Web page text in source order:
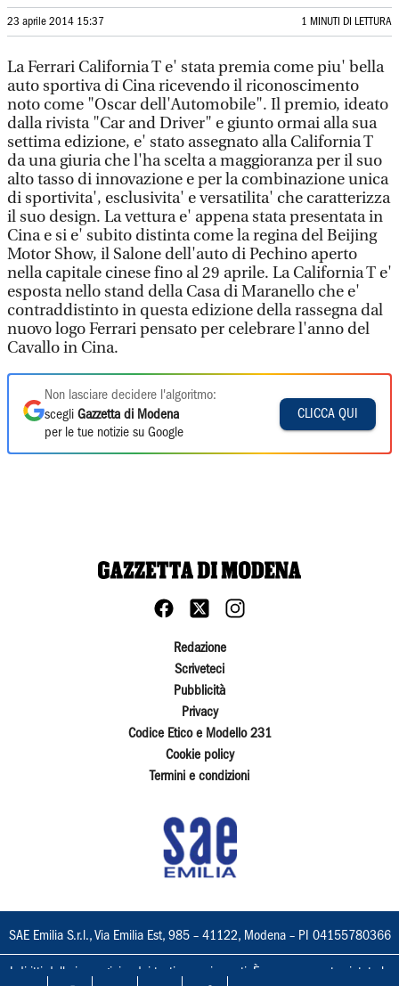
23 aprile 2014 15:37 1 MINUTI DI LETTURA
La Ferrari California T e' stata premia come piu' bella
auto sportiva di Cina ricevendo il riconoscimento
noto come "Oscar dell'Automobile". Il premio, ideato
dalla rivista "Car and Driver" e giunto ormai alla sua
settima edizione, e' stato assegnato alla California T
da una giuria che l'ha scelta a maggioranza per il suo
alto tasso di innovazione e per la combinazione unica
di sportivita', esclusivita' e versatilita' che caratterizza
il suo design. La vettura e' appena stata presentata in
Cina e si e' subito distinta come la regina del Beijing
Motor Show, il Salone dell'auto di Pechino aperto
nella capitale cinese fino al 29 aprile. La California T e'
esposta nello stand della Casa di Maranello che e'
contraddistinto in questa edizione della rassegna dal
nuovo logo Ferrari pensato per celebrare l'anno del
Cavallo in Cina.
Non lasciare decidere l'algoritmo:
scegli Gazzetta di Modena
per le tue notizie su Google
CLICCA QUI
Redazione
Scriveteci
Pubblicità
Privacy
Codice Etico e Modello 231
Cookie policy
Termini e condizioni
SAE Emilia S.r.l., Via Emilia Est, 985 – 41122, Modena – PI 04155780366
I diritti delle immagini e dei testi sono riservati. È espressamente vietata la